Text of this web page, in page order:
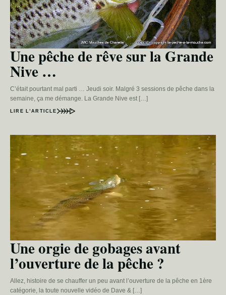
Une pêche de rêve sur la Grande
Nive …
C’était pourtant mal parti … Jeudi soir. Malgré 3 sessions de pêche dans la
semaine, ça me démange. La Grande Nive est […]
LIRE L’ARTICLE
Une orgie de gobages avant
l’ouverture de la pêche ?
Allez, histoire de se chauffer un peu avant l’ouverture de la pêche en 1ère
catégorie, la toute nouvelle vidéo de Dave & […]